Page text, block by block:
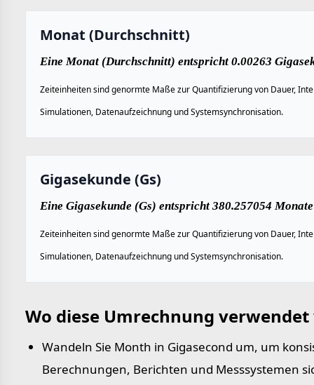
Monat (Durchschnitt)
Eine Monat (Durchschnitt) entspricht 0.00263
Zeiteinheiten sind genormte Maße zur Quantifizierung von Dauer,
Simulationen, Datenaufzeichnung und Systemsynchronisation.
Gigasekunde (Gs)
Eine Gigasekunde (Gs) entspricht 380.257054
Zeiteinheiten sind genormte Maße zur Quantifizierung von Dauer,
Simulationen, Datenaufzeichnung und Systemsynchronisation.
Wo diese Umrechnung
Wandeln Sie Month in Gigasecond um, um
Berechnungen, Berichten und Messsystemen